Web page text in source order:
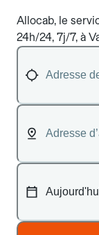
Allocab, le
24h/24, 7j/7, à